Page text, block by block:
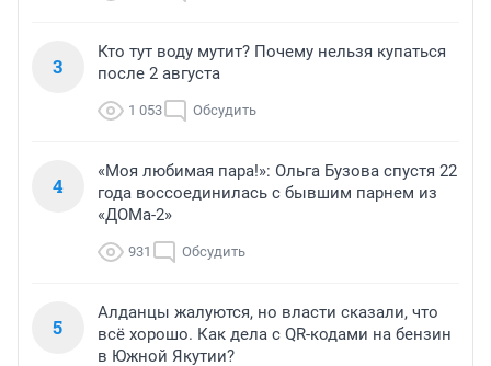
3
Кто тут воду мутит? Почему нельзя купаться
после 2 августа
1 053 Обсудить
4
«Моя любимая пара!»: Ольга Бузова спустя 22
года воссоединилась с бывшим парнем из
«ДОМа-2»
931 Обсудить
5
Алданцы жалуются, но власти сказали, что
всё хорошо. Как дела с QR-кодами на бензин
в Южной Якутии?